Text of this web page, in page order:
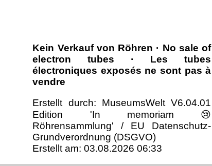
Kein Verkauf von Röhren · No sale of
electron tubes · Les tubes
électroniques exposés ne sont pas à
vendre
Erstellt durch: MuseumsWelt V6.04.01
Edition 'In memoriam 😢
Röhrensammlung' / EU Datenschutz-
Grundverordnung (DSGVO)
Erstellt am: 03.08.2026 06:33